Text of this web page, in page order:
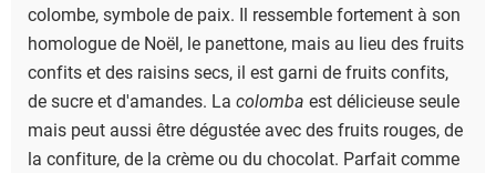
colombe, symbole de paix. Il ressemble fortement à son
homologue de Noël, le panettone, mais au lieu des fruits
confits et des raisins secs, il est garni de fruits confits,
de sucre et d'amandes. La colomba est délicieuse seule
mais peut aussi être dégustée avec des fruits rouges, de
la confiture, de la crème ou du chocolat. Parfait comme